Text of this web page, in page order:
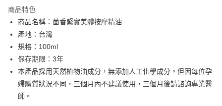
合作金庫商業銀行
華南商業銀行
彰化商業銀行
上海商業儲蓄銀行
國泰世華商業銀行
臺灣中小企業銀行
匯豐（台灣）商業銀行
華泰商業銀行
聯邦商業銀行
遠東國際商業銀行
元大商業銀行
永豐商業銀行
玉山商業銀行
6 期 0 利率 每期
華南商業銀行
上海商業儲蓄銀行
國泰世華商業銀行
臺灣中小企業銀行
台中商業銀行
匯豐（台灣）商業銀行
華泰商業銀行
聯邦商業銀行
元大商業銀行
LINE Pay
Apple Pay
街口支付
悠遊付
商品特色
商品名稱：茴香緊實美體按摩精油
產地：台灣
規格：100ml
保存期限：3年
本產品採用天然植物油成分，無添加人工化學成分。但因每位孕
婦體質狀況不同，三個月內不建議使用，三個月後請諮詢專業醫
師。